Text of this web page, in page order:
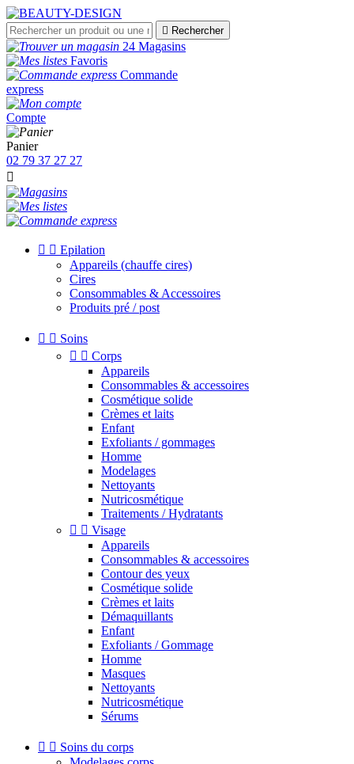
 Rechercher
24 Magasins
Favoris
Commande
express
Compte
Panier
02 79 37 27 27

  Epilation
Appareils (chauffe cires)
Cires
Consommables & Accessoires
Produits pré / post
  Soins
  Corps
Appareils
Consommables & accessoires
Cosmétique solide
Crèmes et laits
Enfant
Exfoliants / gommages
Homme
Modelages
Nettoyants
Nutricosmétique
Traitements / Hydratants
  Visage
Appareils
Consommables & accessoires
Contour des yeux
Cosmétique solide
Crèmes et laits
Démaquillants
Enfant
Exfoliants / Gommage
Homme
Masques
Nettoyants
Nutricosmétique
Sérums
  Soins du corps